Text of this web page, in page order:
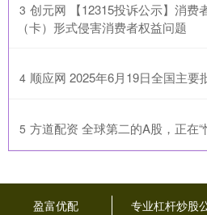
3 创元网 【12315投诉公示】消费
（卡）形式侵害消费者权益问题
4 顺应网 2025年6月19日全国主要
5 方道配资 全球第二的A股，正在“
盈富优配 专业杠杆炒股